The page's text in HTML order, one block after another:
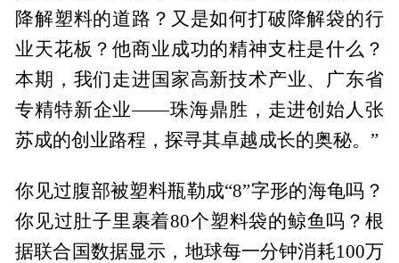
降解塑料的道路？又是如何打破降解袋的行
业天花板？他商业成功的精神支柱是什么？
本期，我们走进国家高新技术产业、广东省
专精特新企业——珠海鼎胜，走进创始人张
苏成的创业路程，探寻其卓越成长的奥秘。”
你见过腹部被塑料瓶勒成“8”字形的海龟吗？
你见过肚子里裹着80个塑料袋的鲸鱼吗？根
据联合国数据显示，地球每一分钟消耗100万